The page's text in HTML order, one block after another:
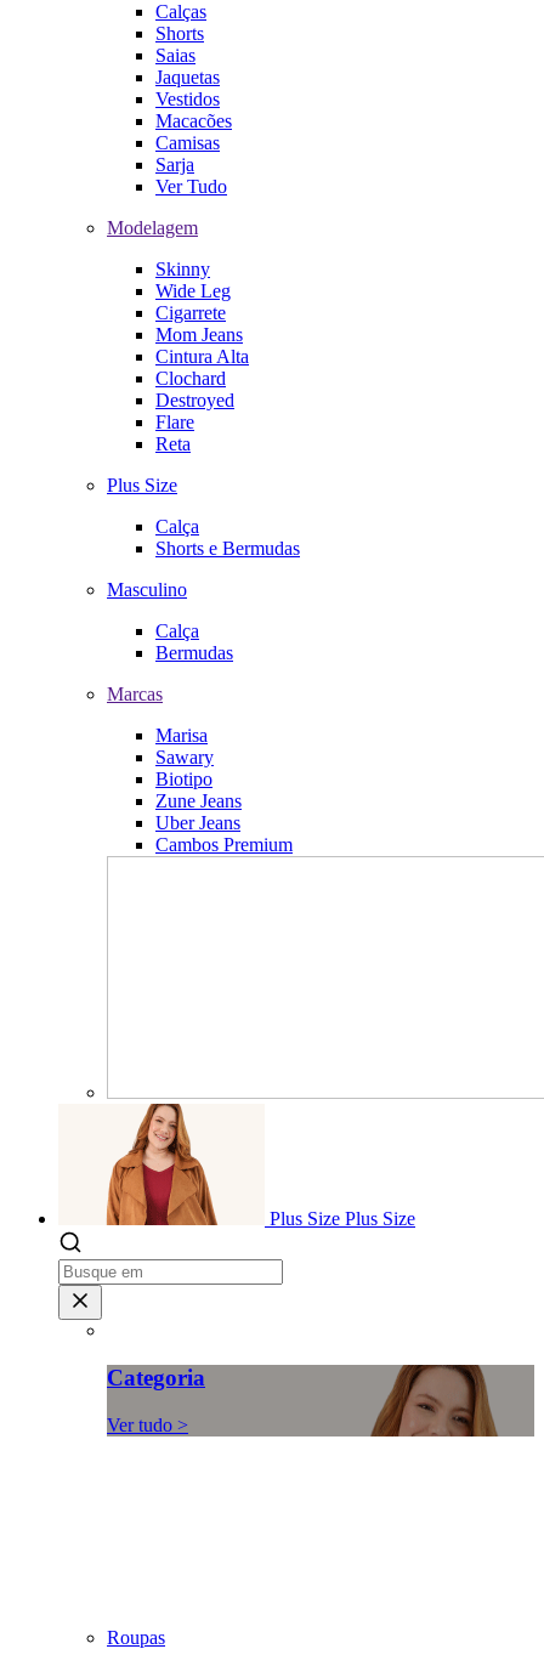
Calças
Shorts
Saias
Jaquetas
Vestidos
Macacões
Camisas
Sarja
Ver Tudo
Modelagem
Skinny
Wide Leg
Cigarrete
Mom Jeans
Cintura Alta
Clochard
Destroyed
Flare
Reta
Plus Size
Calça
Shorts e Bermudas
Masculino
Calça
Bermudas
Marcas
Marisa
Sawary
Biotipo
Zune Jeans
Uber Jeans
Cambos Premium
Plus Size Plus Size
Categoria
Ver tudo >
Roupas